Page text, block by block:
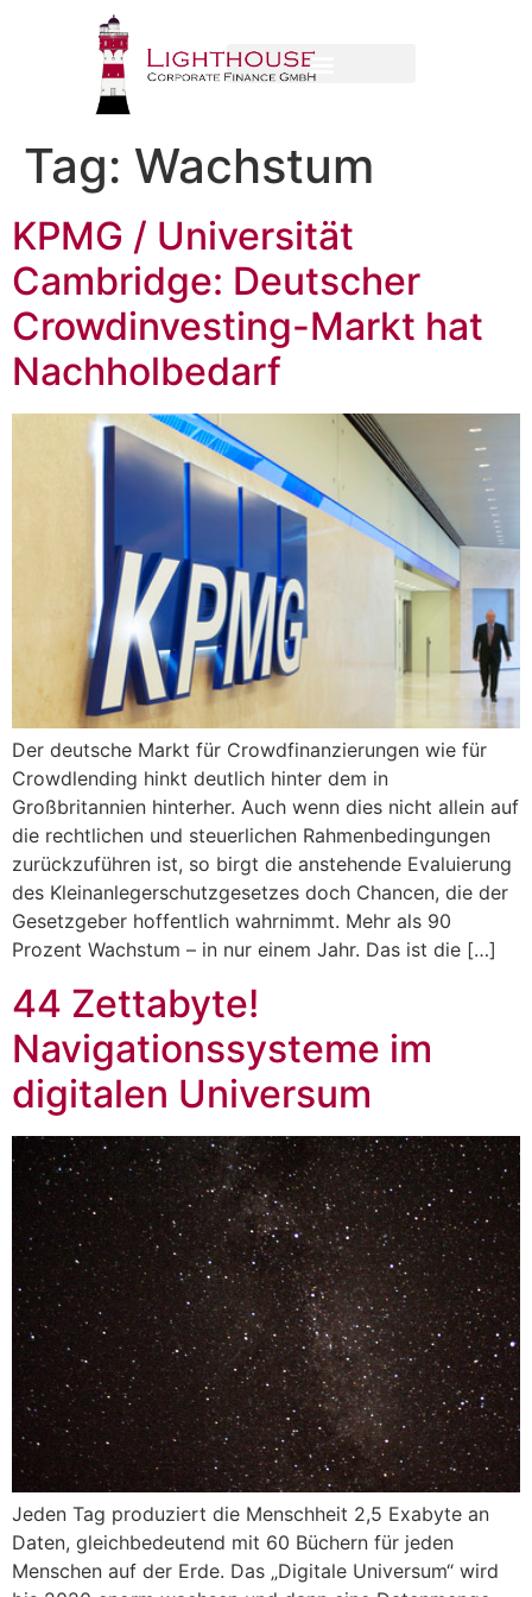
Tag: Wachstum
KPMG / Universität
Cambridge: Deutscher
Crowdinvesting-Markt hat
Nachholbedarf
Der deutsche Markt für Crowdfinanzierungen wie für
Crowdlending hinkt deutlich hinter dem in
Großbritannien hinterher. Auch wenn dies nicht allein auf
die rechtlichen und steuerlichen Rahmenbedingungen
zurückzuführen ist, so birgt die anstehende Evaluierung
des Kleinanlegerschutzgesetzes doch Chancen, die der
Gesetzgeber hoffentlich wahrnimmt. Mehr als 90
Prozent Wachstum – in nur einem Jahr. Das ist die […]
44 Zettabyte!
Navigationssysteme im
digitalen Universum
Jeden Tag produziert die Menschheit 2,5 Exabyte an
Daten, gleichbedeutend mit 60 Büchern für jeden
Menschen auf der Erde. Das „Digitale Universum“ wird